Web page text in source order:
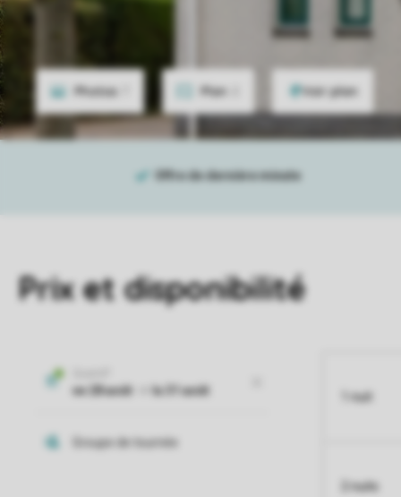
Photos Plan
Prix et disponibilité
1 nuit
2 nuits